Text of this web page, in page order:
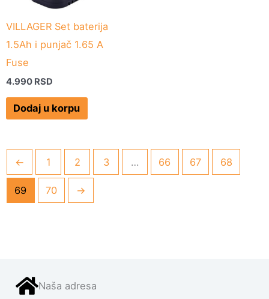
VILLAGER Set baterija
1.5Ah i punjač 1.65 A
Fuse
4.990 RSD
Dodaj u korpu
← 1 2 3 … 66 67 68
69 70 →
Naša adresa